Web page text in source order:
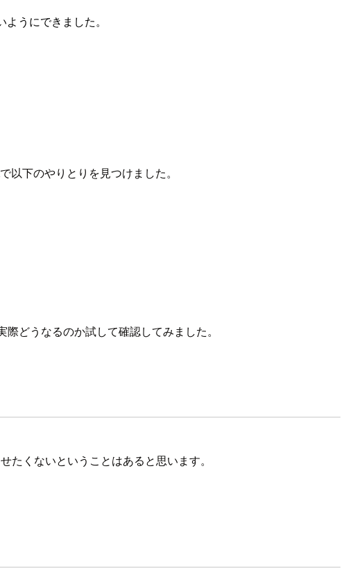
うにできました。
下のやりとりを見つけました。
どうなるのか試して確認してみました。
くないということはあると思います。